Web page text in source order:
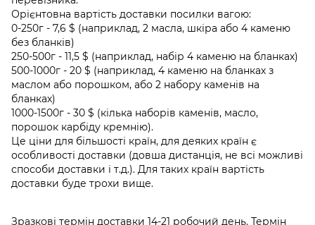
Орієнтовна вартість доставки посилки вагою:
0-250г - 7,6 $ (наприклад, 2 масла, шкіра або 4 каменю
без бланків)
250-500г - 11,5 $ (наприклад, набір 4 каменю на бланках)
500-1000г - 20 $ (наприклад, 4 каменю на бланках з
маслом або порошком, або 2 набору каменів на
бланках)
1000-1500г - 30 $ (кілька наборів каменів, масло,
порошок карбіду кремнію).
Це ціни для більшості країн, для деяких країн є
особливості доставки (довша дистанція, не всі можливі
способи доставки і т.д.). Для таких країн вартість
доставки буде трохи вище.
Зразкові термін доставки 14-21 робочий день. Термін